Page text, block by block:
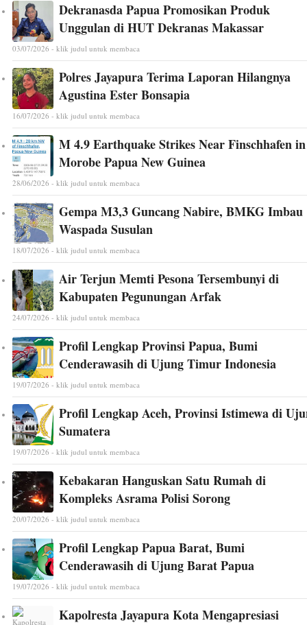
Dekranasda Papua Promosikan Produk
Unggulan di HUT Dekranas Makassar
03/07/2026 - klik judul untuk membaca
Polres Jayapura Terima Laporan Hilangnya
Agustina Ester Bonsapia
16/07/2026 - klik judul untuk membaca
M 4.9 Earthquake Strikes Near Finschhafen in
Morobe Papua New Guinea
28/06/2026 - klik judul untuk membaca
Gempa M3,3 Guncang Nabire, BMKG Imbau
Waspada Susulan
18/07/2026 - klik judul untuk membaca
Air Terjun Memti Pesona Tersembunyi di
Kabupaten Pegunungan Arfak
24/07/2026 - klik judul untuk membaca
Profil Lengkap Provinsi Papua, Bumi
Cenderawasih di Ujung Timur Indonesia
19/07/2026 - klik judul untuk membaca
Profil Lengkap Aceh, Provinsi Istimewa di
Sumatera
19/07/2026 - klik judul untuk membaca
Kebakaran Hanguskan Satu Rumah di
Kompleks Asrama Polisi Sorong
20/07/2026 - klik judul untuk membaca
Profil Lengkap Papua Barat, Bumi
Cenderawasih di Ujung Barat Papua
19/07/2026 - klik judul untuk membaca
Kapolresta Jayapura Kota Mengapresiasi